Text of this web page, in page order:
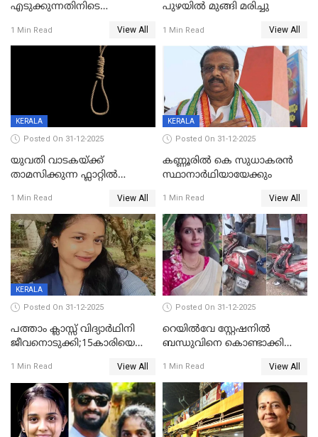
എടുക്കുന്നതിനിടെ
വധശ്രമക്കേസ് പ്രതി പിടിയിൽ
1 Min Read View All
പുഴയിൽ മുങ്ങി മരിച്ചു
1 Min Read View All
KERALA
Posted On 31-12-2025
യുവതി വാടകയ്ക്ക്
താമസിക്കുന്ന ഫ്ലാറ്റില്‍
സംഭവം കൈതപ്പൊയിലില്‍
1 Min Read View All
KERALA
Posted On 31-12-2025
കണ്ണൂരിൽ കെ സുധാകരൻ
സ്ഥാനാർഥിയായേക്കും
1 Min Read View All
KERALA
Posted On 31-12-2025
പത്താം ക്ലാസ്സ് വിദ്യാര്‍ഥിനി
ജീവനൊടുക്കി;15കാരിയെ
കിടപ്പുമുറിയില്‍ തൂങ്ങി മരിച്ച
നിലയിൽ
1 Min Read View All
Posted On 31-12-2025
റെയിൽവേ സ്റ്റേഷനിൽ
ബന്ധുവിനെ കൊണ്ടാക്കി
ലോറി സ്കൂട്ടറിൽ ഇടിച്ചു :
യുവതിക്ക് ദാരുണാന്ത്യം
1 Min Read View All